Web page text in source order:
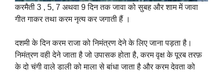
करमैती 3 , 5, 7 अथवा 9 दिन तक जावा को सुबह और शाम में जावा
गीत गाकर तथा करम नृत्य कर जगाती हैं ।
दशमी के दिन करम राजा को निमंत्रण देने के लिए जाना पड़ता है।
निमंत्रण वही देने जाता है जो उपासक होता है, करम वृक्ष के पूरब तरफ़
के दो चंगी वाले डाली को माला से बांधा जाता है और करम देवता को